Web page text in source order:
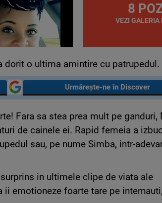
8
VEZI GALERIA
dorit o ultima amintire cu patrupedul.
Urmărește-ne în Discover
Fara sa stea prea mult pe ganduri,
de cainele ei. Rapid femeia a
sau, pe nume Simba, intr-
in ultimele clipe de viata ale
emotioneze foarte tare pe